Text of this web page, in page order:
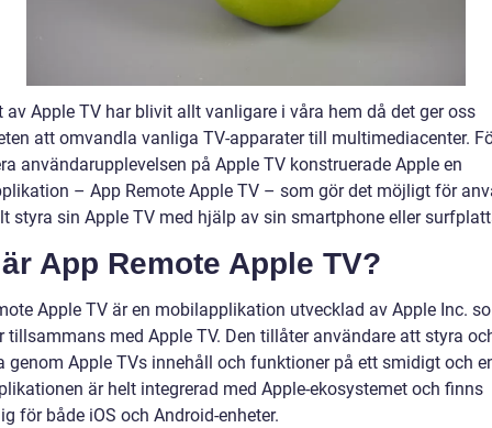
av Apple TV har blivit allt vanligare i våra hem då det ger oss
att omvandla vanliga TV-apparater till multimediacenter.
användarupplevelsen på Apple TV konstruerade Apple en
– App Remote Apple TV – som gör det möjligt för
styra sin Apple TV med hjälp av sin smartphone eller
App Remote Apple TV?
Apple TV är en mobilapplikation utvecklad av Apple Inc.
tillsammans med Apple TV. Den tillåter användare att styra
genom Apple TVs innehåll och funktioner på ett smidigt och
är helt integrerad med Apple-ekosystemet och finns
för både iOS och Android-enheter.